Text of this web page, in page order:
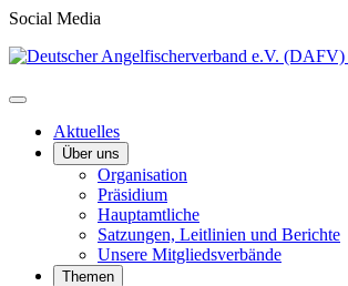
Social Media
Aktuelles
Über uns
Organisation
Präsidium
Hauptamtliche
Satzungen, Leitlinien und Berichte
Unsere Mitgliedsverbände
Themen